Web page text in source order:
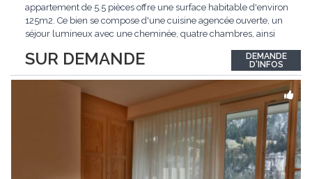
SUR DEMANDE
appartement de 5.5 pièces offre une surface habitable d'environ
125m2. Ce bien se compose d'une cuisine agencée ouverte, un
séjour lumineux avec une cheminée, quatre chambres, ainsi
DEMANDE
D'INFOS